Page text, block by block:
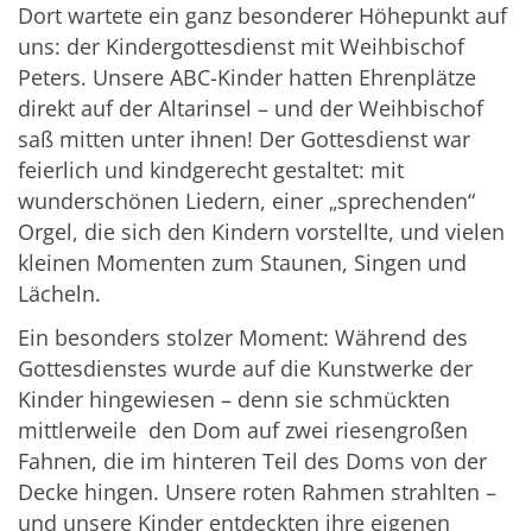
Dort wartete ein ganz besonderer Höhepunkt auf
uns: der Kindergottesdienst mit Weihbischof
Peters. Unsere ABC-Kinder hatten Ehrenplätze
direkt auf der Altarinsel – und der Weihbischof
saß mitten unter ihnen! Der Gottesdienst war
feierlich und kindgerecht gestaltet: mit
wunderschönen Liedern, einer „sprechenden“
Orgel, die sich den Kindern vorstellte, und vielen
kleinen Momenten zum Staunen, Singen und
Lächeln.
Ein besonders stolzer Moment: Während des
Gottesdienstes wurde auf die Kunstwerke der
Kinder hingewiesen – denn sie schmückten
mittlerweile den Dom auf zwei riesengroßen
Fahnen, die im hinteren Teil des Doms von der
Decke hingen. Unsere roten Rahmen strahlten –
und unsere Kinder entdeckten ihre eigenen